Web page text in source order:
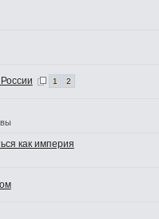
1 2
как империя